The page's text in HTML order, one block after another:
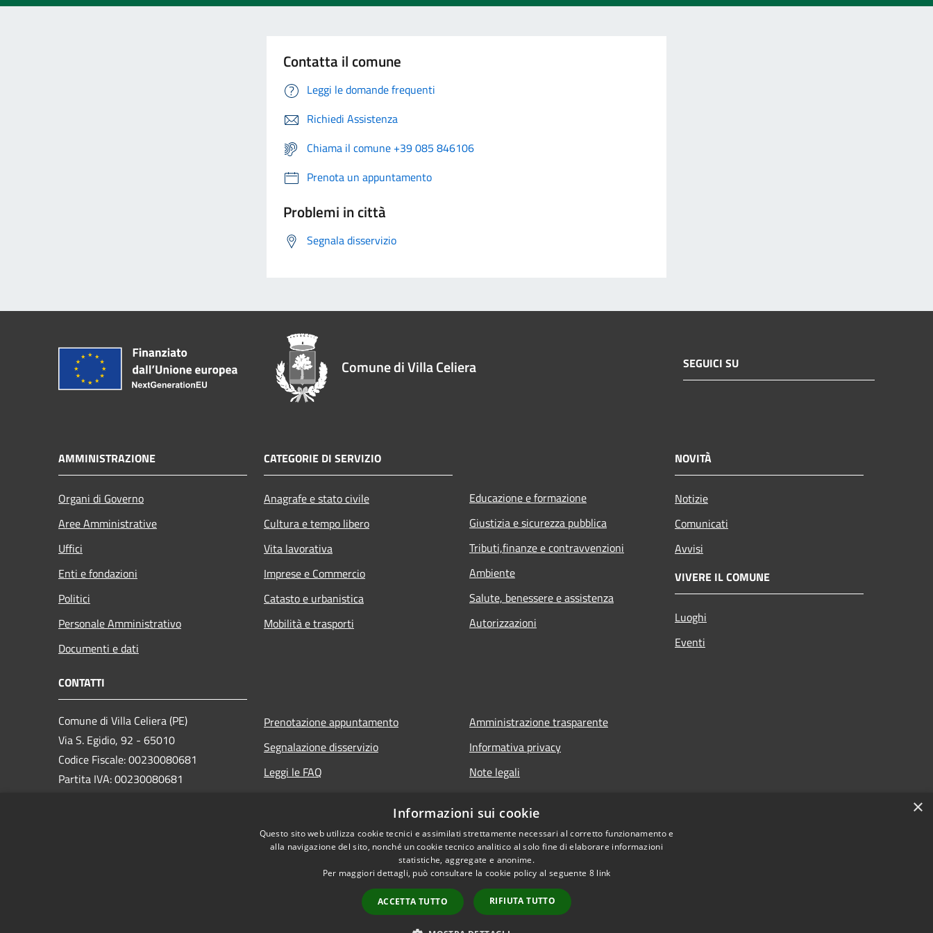
Contatta il comune
Leggi le domande frequenti
Richiedi Assistenza
Chiama il comune +39 085 846106
Prenota un appuntamento
Problemi in città
Segnala disservizio
Comune di Villa Celiera SEGUICI SU
AMMINISTRAZIONE
Organi di Governo
Aree Amministrative
Uffici
Enti e fondazioni
Politici
Personale Amministrativo
Documenti e dati
CATEGORIE DI SERVIZIO
Anagrafe e stato civile
Cultura e tempo libero
Vita lavorativa
Imprese e Commercio
Catasto e urbanistica
Mobilità e trasporti
Educazione e formazione
Giustizia e sicurezza pubblica
Tributi,finanze e contravvenzioni
Ambiente
Salute, benessere e assistenza
Autorizzazioni
NOVITÀ
Notizie
Comunicati
Avvisi
VIVERE IL COMUNE
Luoghi
Eventi
CONTATTI
Comune di Villa Celiera (PE)
Via S. Egidio, 92 - 65010
Codice Fiscale: 00230080681
Partita IVA: 00230080681
Prenotazione appuntamento
Segnalazione disservizio
Leggi le FAQ
Amministrazione trasparente
Informativa privacy
Note legali
×
Informazioni sui cookie
Questo sito web utilizza cookie tecnici e assimilati strettamente necessari al corretto funzionamento e
alla navigazione del sito, nonché un cookie tecnico analitico al solo fine di elaborare informazioni
statistiche, aggregate e anonime.
Per maggiori dettagli, può consultare la cookie policy al seguente 8 link
ACCETTA TUTTO RIFIUTA TUTTO